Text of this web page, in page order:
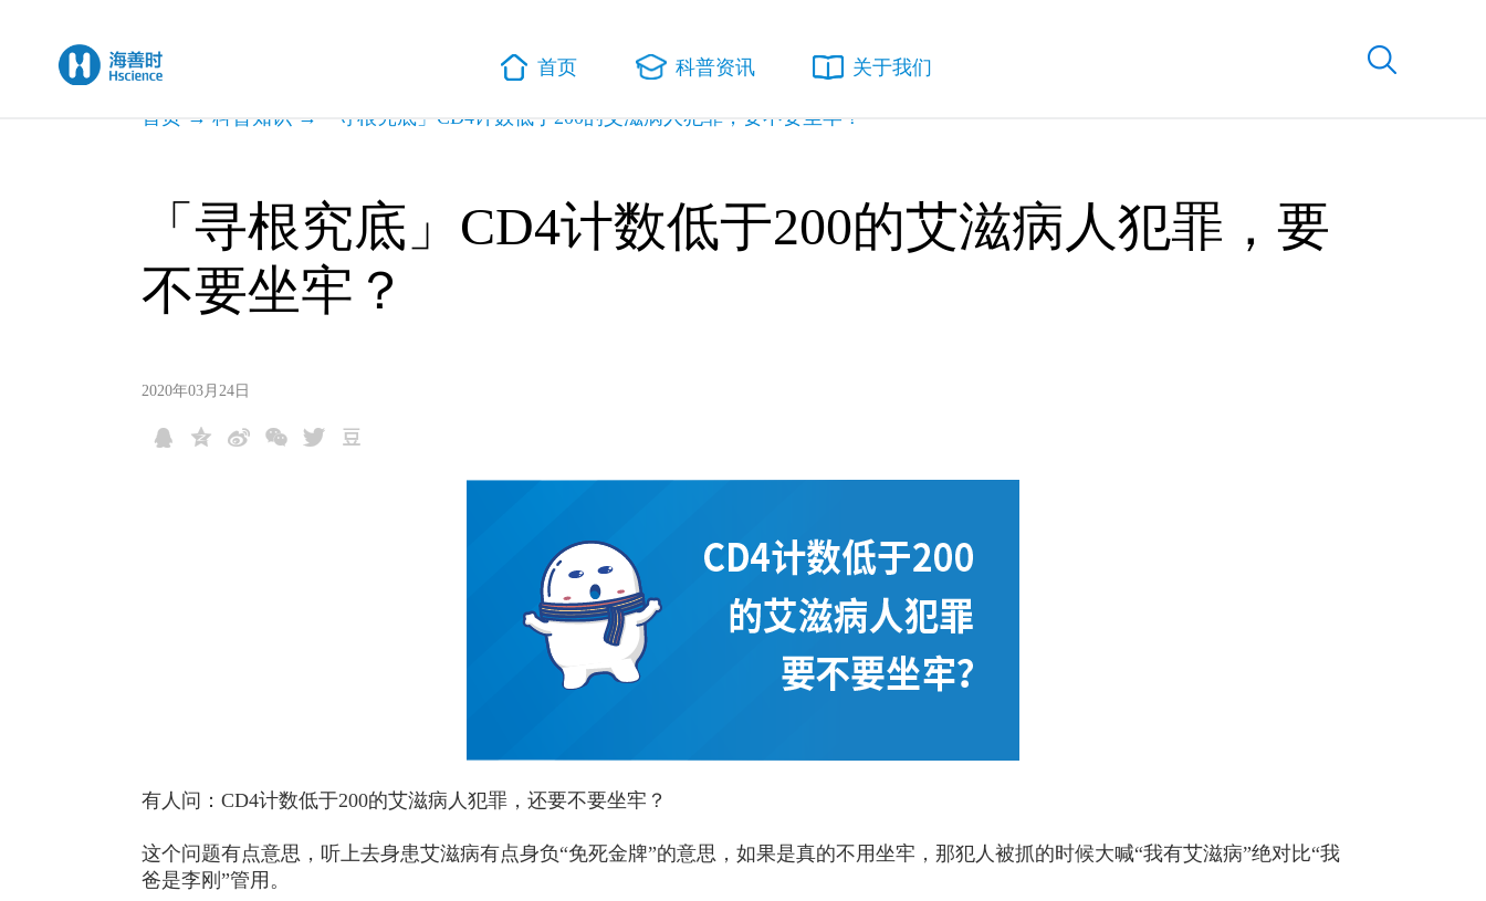
首页 科普资讯 关于我们
首页 → 科普知识 → 「寻根究底」CD4计数低于200的艾滋病人犯罪，要不要坐牢？
「寻根究底」CD4计数低于200的艾滋病人犯罪，要
不要坐牢？
2020年03月24日
有人问：CD4计数低于200的艾滋病人犯罪，还要不要坐牢？
这个问题有点意思，听上去身患艾滋病有点身负“免死金牌”的意思，如果是真的不用坐牢，那犯人被抓的时候大喊“我有艾滋病”绝对比“我
爸是李刚”管用。